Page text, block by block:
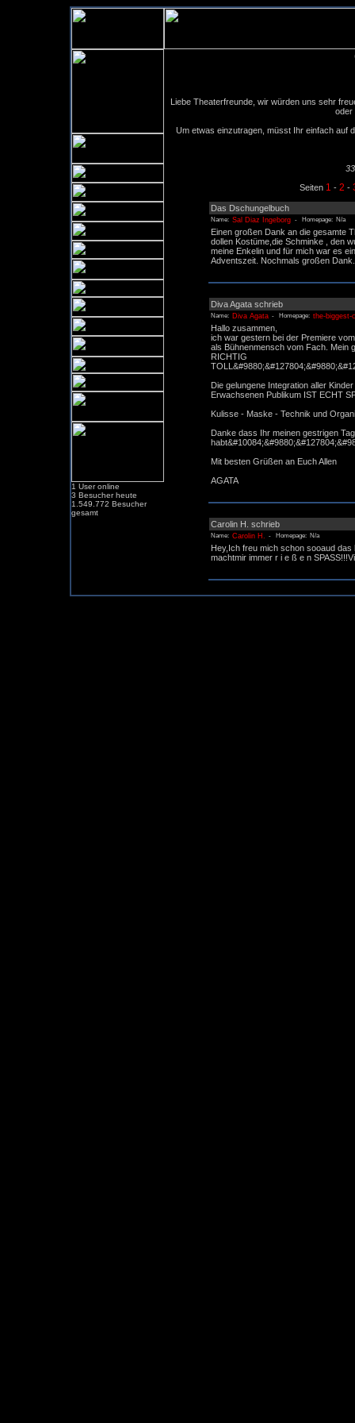
1 User online
3 Besucher heute
1.549.772 Besucher
gesamt
Liebe Theaterfreunde, wir würden uns sehr
oder
Um etwas einzutragen, müsst Ihr einfach auf
Seiten 1 - 2 -
Das Dschungelbuch
Name: Sal Diaz Ingeborg - Homepage: N/a
Einen großen Dank an die gesamte
dollen Kostüme,die Schminke , den
meine Enkelin und für mich war es
Adventszeit. Nochmals großen Dank.
Diva Agata schrieb
Name: Diva Agata- Homepage: the-biggest-
Hallo zusammen,
ich war gestern bei der Premiere
als Bühnenmensch vom Fach. Mein
RICHTIG
Die gelungene Integration aller
Erwachsenen Publikum IST ECHT
Kulisse - Maske - Technik und
Danke dass Ihr meinen gestrigen
Mit besten Grüßen an Euch Allen
AGATA
Carolin H. schrieb
Name: Carolin H. - Homepage: N/a
Hey,Ich freu mich schon sooaud
machtmir immer r i e ß e n